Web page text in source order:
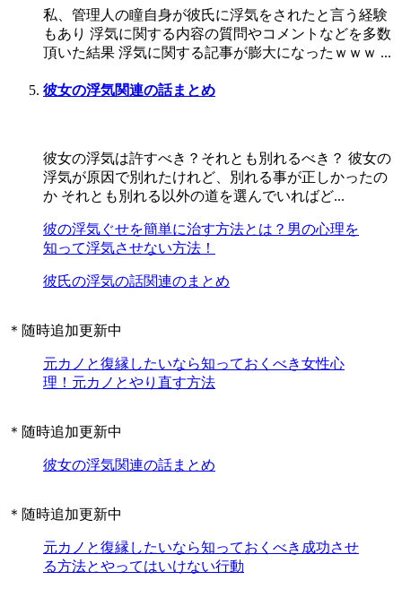
私、管理人の瞳自身が彼氏に浮気をされたと言う経験
もあり 浮気に関する内容の質問やコメントなどを多数
頂いた結果 浮気に関する記事が膨大になったｗｗｗ ...
彼女の浮気関連の話まとめ
彼女の浮気は許すべき？それとも別れるべき？ 彼女の
浮気が原因で別れたけれど、別れる事が正しかったの
か それとも別れる以外の道を選んでいればど...
彼の浮気ぐせを簡単に治す方法とは？男の心理を
知って浮気させない方法！
彼氏の浮気の話関連のまとめ
＊随時追加更新中
元カノと復縁したいなら知っておくべき女性心
理！元カノとやり直す方法
＊随時追加更新中
彼女の浮気関連の話まとめ
＊随時追加更新中
元カノと復縁したいなら知っておくべき成功させ
る方法とやってはいけない行動